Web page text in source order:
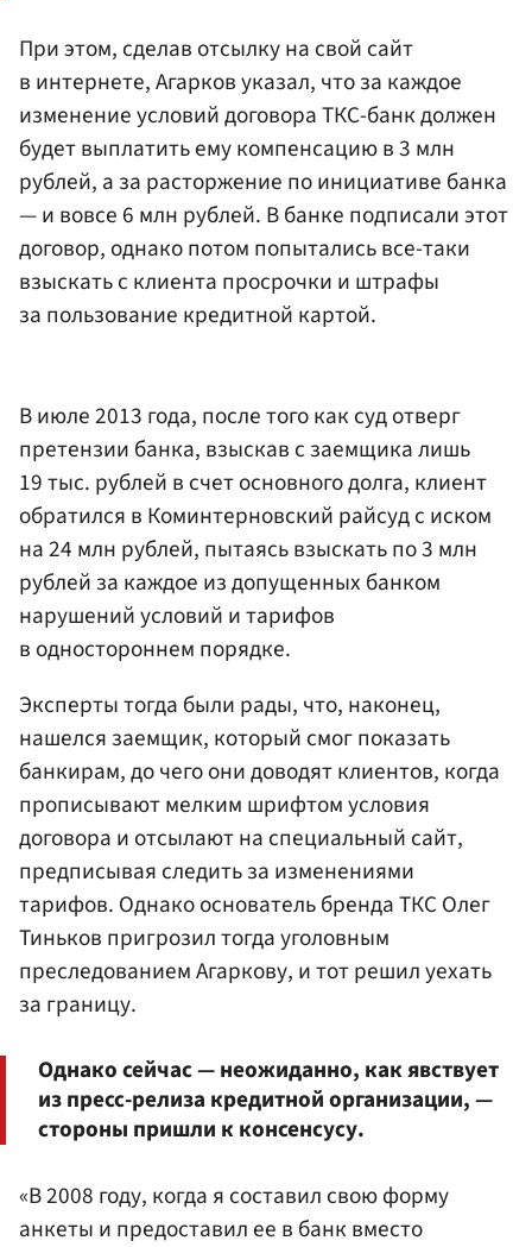
При этом, сделав отсылку на свой сайт
в интернете, Агарков указал, что за каждое
изменение условий договора ТКС-банк должен
будет выплатить ему компенсацию в 3 млн
рублей, а за расторжение по инициативе банка
— и вовсе 6 млн рублей. В банке подписали этот
договор, однако потом попытались все-таки
взыскать с клиента просрочки и штрафы
за пользование кредитной картой.
В июле 2013 года, после того как суд отверг
претензии банка, взыскав с заемщика лишь
19 тыс. рублей в счет основного долга, клиент
обратился в Коминтерновский райсуд с иском
на 24 млн рублей, пытаясь взыскать по 3 млн
рублей за каждое из допущенных банком
нарушений условий и тарифов
в одностороннем порядке.
Эксперты тогда были рады, что, наконец,
нашелся заемщик, который смог показать
банкирам, до чего они доводят клиентов, когда
прописывают мелким шрифтом условия
договора и отсылают на специальный сайт,
предписывая следить за изменениями
тарифов. Однако основатель бренда ТКС Олег
Тиньков пригрозил тогда уголовным
преследованием Агаркову, и тот решил уехать
за границу.
Однако сейчас — неожиданно, как явствует
из пресс-релиза кредитной организации, —
стороны пришли к консенсусу.
«В 2008 году, когда я составил свою форму
анкеты и предоставил ее в банк вместо